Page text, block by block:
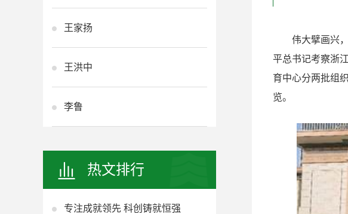
伟大擘画兴
平总书记考察浙
育中心分两批组
览。
王家扬
王洪中
李鲁
热文排行
专注成就领先 科创铸就恒强